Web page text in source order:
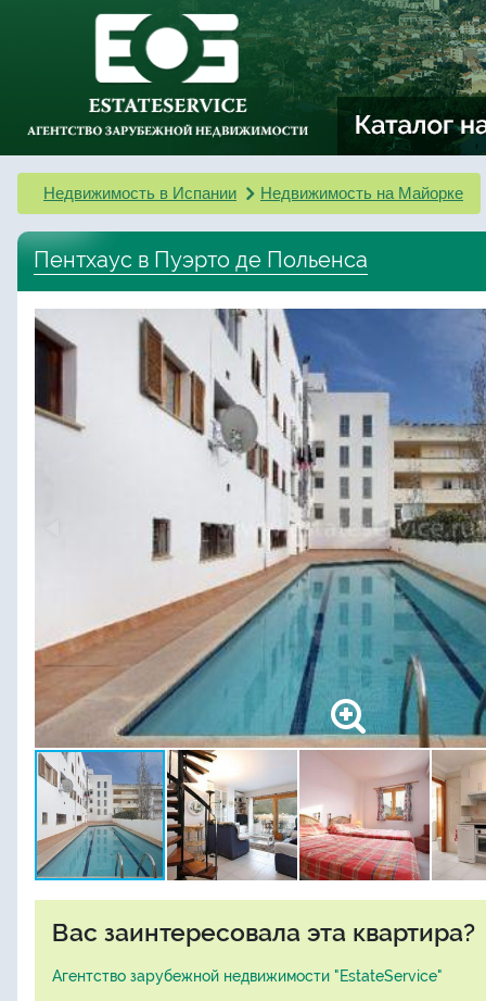
Недвижимость в Испании Недвижимость на Майорке
Пентхаус в Пуэрто де Польенса
Вас заинтересовала эта квартира?
Агентство зарубежной недвижимости "EstateService"